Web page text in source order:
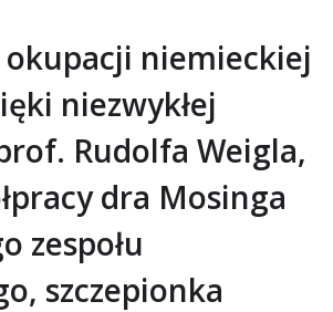
okupacji niemieckiej
niezwykłej
Rudolfa Weigla,
dra Mosinga
zespołu
szczepionka